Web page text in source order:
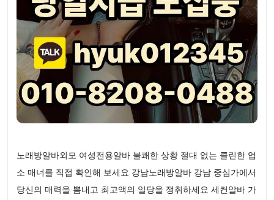
노래방알바외모 여성전용알바 불쾌한 상황 절대 없는 클린한 업
소 매너를 직접 확인해 보세요 강남노래방알바 강남 중심가에서
당신의 매력을 뽐내고 최고액의 일당을 쟁취하세요 세컨알바 가